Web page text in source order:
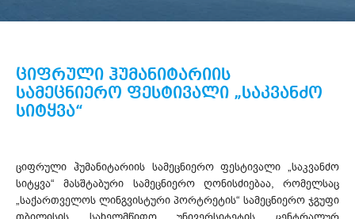
ციფრული ჰუმანიტარიის
სამეცნიერო ფესტივალი „საკვანძო
სიტყვა“
ციფრული ჰუმანიტარიის სამეცნიერო ფესტივალი „საკვანძო
სიტყვა“ მასშტაბური სამეცნიერო ღონისძიებაა, რომელსაც
„საქართველოს ლინგვისტური პორტრეტის“ სამეცნიერო ჯგუფი